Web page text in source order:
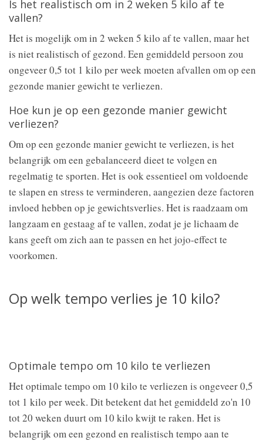
Is het realistisch om in 2 weken 5 kilo af te
vallen?
Het is mogelijk om in 2 weken 5 kilo af te vallen, maar het
is niet realistisch of gezond. Een gemiddeld persoon zou
ongeveer 0,5 tot 1 kilo per week moeten afvallen om op een
gezonde manier gewicht te verliezen.
Hoe kun je op een gezonde manier gewicht
verliezen?
Om op een gezonde manier gewicht te verliezen, is het
belangrijk om een gebalanceerd dieet te volgen en
regelmatig te sporten. Het is ook essentieel om voldoende
te slapen en stress te verminderen, aangezien deze factoren
invloed hebben op je gewichtsverlies. Het is raadzaam om
langzaam en gestaag af te vallen, zodat je je lichaam de
kans geeft om zich aan te passen en het jojo-effect te
voorkomen.
Op welk tempo verlies je 10 kilo?
Optimale tempo om 10 kilo te verliezen
Het optimale tempo om 10 kilo te verliezen is ongeveer 0,5
tot 1 kilo per week. Dit betekent dat het gemiddeld zo'n 10
tot 20 weken duurt om 10 kilo kwijt te raken. Het is
belangrijk om een gezond en realistisch tempo aan te